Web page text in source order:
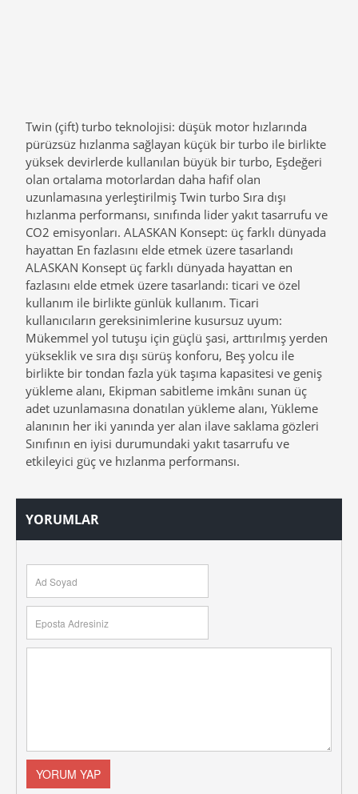
Twin (çift) turbo teknolojisi: düşük motor hızlarında
pürüzsüz hızlanma sağlayan küçük bir turbo ile birlikte
yüksek devirlerde kullanılan büyük bir turbo, Eşdeğeri
olan ortalama motorlardan daha hafif olan
uzunlamasına yerleştirilmiş Twin turbo Sıra dışı
hızlanma performansı, sınıfında lider yakıt tasarrufu ve
CO2 emisyonları. ALASKAN Konsept: üç farklı dünyada
hayattan En fazlasını elde etmek üzere tasarlandı
ALASKAN Konsept üç farklı dünyada hayattan en
fazlasını elde etmek üzere tasarlandı: ticari ve özel
kullanım ile birlikte günlük kullanım. Ticari
kullanıcıların gereksinimlerine kusursuz uyum:
Mükemmel yol tutuşu için güçlü şasi, arttırılmış yerden
yükseklik ve sıra dışı sürüş konforu, Beş yolcu ile
birlikte bir tondan fazla yük taşıma kapasitesi ve geniş
yükleme alanı, Ekipman sabitleme imkânı sunan üç
adet uzunlamasına donatılan yükleme alanı, Yükleme
alanının her iki yanında yer alan ilave saklama gözleri
Sınıfının en iyisi durumundaki yakıt tasarrufu ve
etkileyici güç ve hızlanma performansı.
YORUMLAR